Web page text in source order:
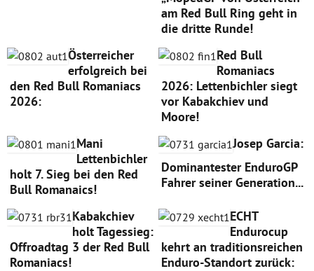
am Red Bull Ring geht in
die dritte Runde!
Österreicher
erfolgreich bei
den Red Bull Romaniacs
2026:
Red Bull
Romaniacs
2026: Lettenbichler siegt
vor Kabakchiev und
Moore!
Mani
Lettenbichler
holt 7. Sieg bei den Red
Bull Romanaics!
Josep Garcia:
Dominantester EnduroGP
Fahrer seiner Generation...
Kabakchiev
holt Tagessieg:
Offroadtag 3 der Red Bull
Romaniacs!
ECHT
Endurocup
kehrt an traditionsreichen
Enduro-Standort zurück: